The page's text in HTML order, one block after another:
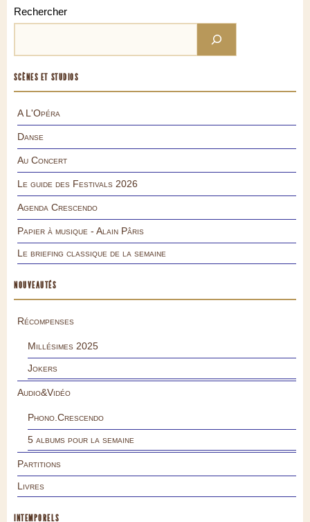
Rechercher
SCÈNES ET STUDIOS
A L'Opéra
Danse
Au Concert
Le guide des Festivals 2026
Agenda Crescendo
Papier à musique - Alain Pâris
Le briefing classique de la semaine
NOUVEAUTÉS
Récompenses
Millésimes 2025
Jokers
Audio&Vidéo
Phono.Crescendo
5 albums pour la semaine
Partitions
Livres
INTEMPORELS